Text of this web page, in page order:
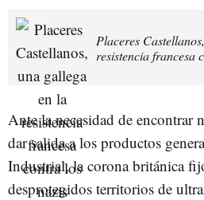
Placeres
resistencia francesa
Ante la necesidad de encontrar
dar salida a los productos
Industrial, la corona británica
desprotegidos territorios de